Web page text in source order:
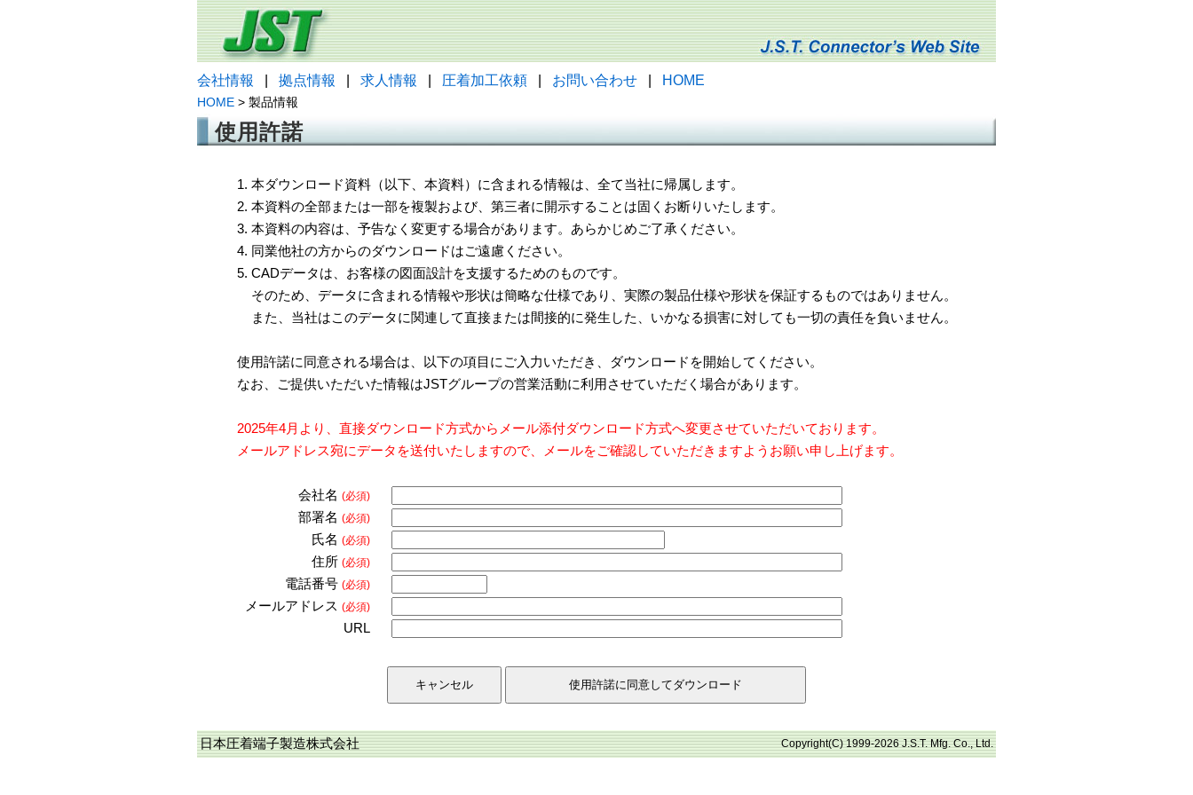
会社情報 拠点情報 求人情報 圧着加工依頼 お問い合わせ HOME
HOME > 製品情報
使用許諾
1. 本ダウンロード資料（以下、本資料）に含まれる情報は、全て当社に帰属します。
2. 本資料の全部または一部を複製および、第三者に開示することは固くお断りいたします。
3. 本資料の内容は、予告なく変更する場合があります。あらかじめご了承ください。
4. 同業他社の方からのダウンロードはご遠慮ください。
5. CADデータは、お客様の図面設計を支援するためのものです。
そのため、データに含まれる情報や形状は簡略な仕様であり、実際の製品仕様や形状を保証するものではありません。
また、当社はこのデータに関連して直接または間接的に発生した、いかなる損害に対しても一切の責任を負いません。
使用許諾に同意される場合は、以下の項目にご入力いただき、ダウンロードを開始してください。
なお、ご提供いただいた情報はJSTグループの営業活動に利用させていただく場合があります。
2025年4月より、直接ダウンロード方式からメール添付ダウンロード方式へ変更させていただいております。
メールアドレス宛にデータを送付いたしますので、メールをご確認していただきますようお願い申し上げます。
会社名 (必須)
部署名 (必須)
氏名 (必須)
住所 (必須)
電話番号 (必須)
メールアドレス (必須)
URL
日本圧着端子製造株式会社 Copyright(C) 1999-2026 J.S.T. Mfg. Co., Ltd.